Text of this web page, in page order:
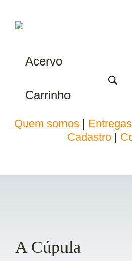
Acervo
Carrinho
Quem somos
Cadastro
A Cúpula